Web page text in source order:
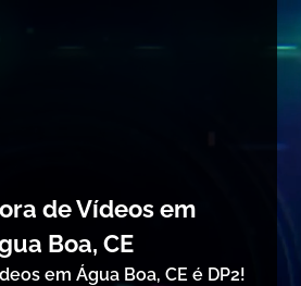
de Vídeos em
Boa, CE
em Água Boa, CE é DP2!